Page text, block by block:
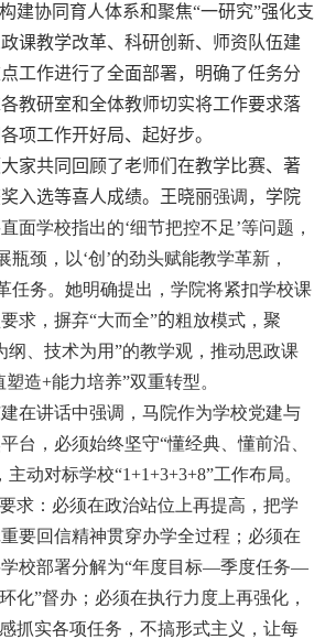
建协同育人体系和聚焦“一研究”强化支
课教学改革、科研创新、师资队伍建
工作进行了全面部署，明确了任务分
教研室和全体教师切实将工作要求落
项工作开好局、起好步。
家共同回顾了老师们在教学比赛、著
入选等喜人成绩。王晓丽强调 ， 学院
面学校指出的‘细节把控不足’等问题，
瓶颈，以‘创’的劲头赋能教学革新，
任务。她明确提出，学院将紧扣学校课
求，摒弃“大而全”的粗放模式，聚
纲、技术为用”的教学观，推动思政课
塑造+能力培养”双重转型。
在讲话中强调，马院作为学校党建与
台，必须始终坚守“懂经典、懂前沿、
主动对标学校“1+1+3+3+8”工作布局。
求：必须在政治站位上再提高，把学
要回信精神贯穿办学全过程；必须在
校部署分解为“年度目标—季度任务—
化”督办；必须在执行力度上再强化，
抓实各项任务，不搞形式主义，让每